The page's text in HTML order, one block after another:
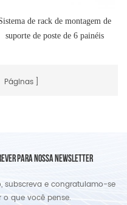
de rack de montagem de
suporte de poste de 6 painéis
Páginas
PARA NOSSA NEWSLETTER
subscreva e congratulamo-se
que você pense.